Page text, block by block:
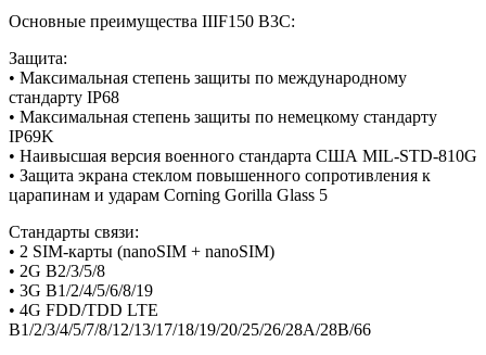
Основные преимущества IIIF150 B3C:
Защита:
• Максимальная степень защиты по международному
стандарту IP68
• Максимальная степень защиты по немецкому стандарту
IP69K
• Наивысшая версия военного стандарта США MIL-STD-810G
• Защита экрана стеклом повышенного сопротивления к
царапинам и ударам Corning Gorilla Glass 5
Стандарты связи:
• 2 SIM-карты (nanoSIM + nanoSIM)
• 2G B2/3/5/8
• 3G B1/2/4/5/6/8/19
• 4G FDD/TDD LTE
B1/2/3/4/5/7/8/12/13/17/18/19/20/25/26/28A/28B/66